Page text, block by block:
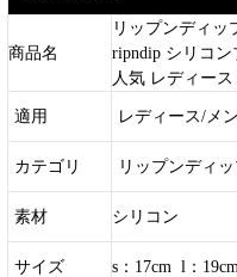
商品名
リップンディッ
ripndip シリコ
人気 レディース
適用 レディース/メ
カテゴリ リップンディ
素材 シリコン
サイズ s：17cm l：